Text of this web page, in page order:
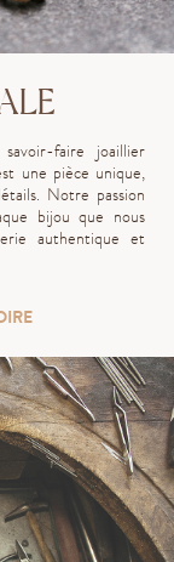
faire joaillier
une pièce unique,
Notre passion
bijou que nous
authentique et